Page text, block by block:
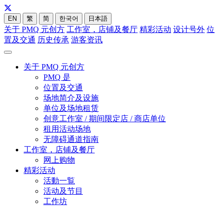
EN 繁 简 한국어 日本語
关于 PMQ 元创方 工作室，店铺及餐厅 精彩活动 设计号外 位
置及交通 历史传承 游客资讯
关于 PMQ 元创方
PMQ 是
位置及交通
场地简介及设施
单位及场地租赁
创意工作室 / 期间限定店 / 商店单位
租用活动场地
无障碍通道指南
工作室，店铺及餐厅
网上购物
精彩活动
活動一覧
活动及节目
工作坊